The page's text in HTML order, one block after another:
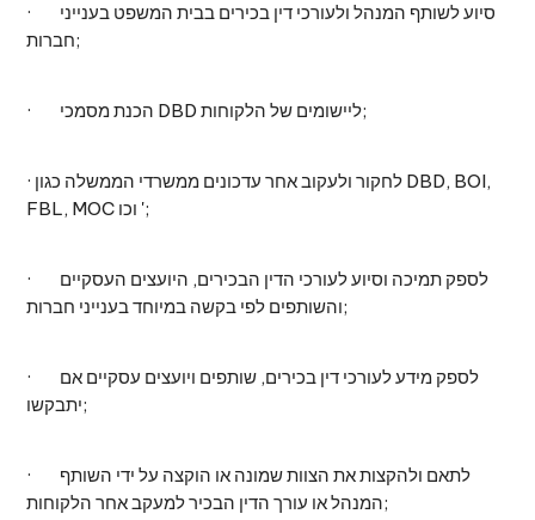
· סיוע לשותף המנהל ולעורכי דין בכירים בבית המשפט בענייני
חברות;
· הכנת מסמכי DBD ליישומים של הלקוחות;
· לחקור ולעקוב אחר עדכונים ממשרדי הממשלה כגון DBD, BOI,
FBL, MOC וכו ';
· לספק תמיכה וסיוע לעורכי הדין הבכירים, היועצים העסקיים
והשותפים לפי בקשה במיוחד בענייני חברות;
· לספק מידע לעורכי דין בכירים, שותפים ויועצים עסקיים אם
יתבקשו;
· לתאם ולהקצות את הצוות שמונה או הוקצה על ידי השותף
המנהל או עורך הדין הבכיר למעקב אחר הלקוחות;